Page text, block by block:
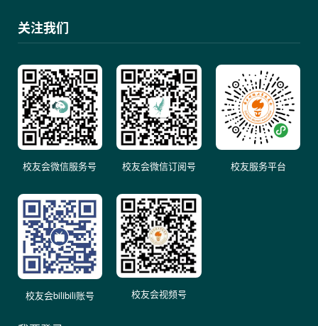
关注我们
校友会微信服务号 校友会微信订阅号 校友服务平台
校友会bilibili账号 校友会视频号